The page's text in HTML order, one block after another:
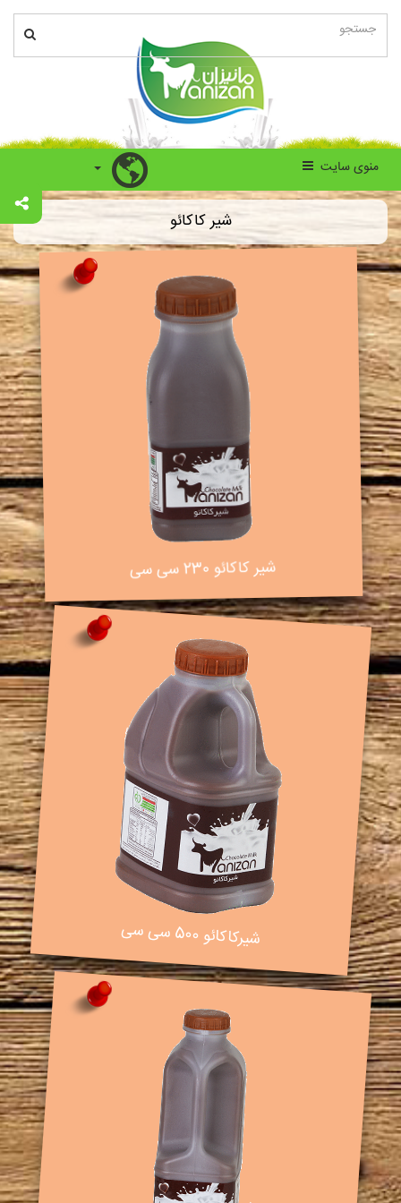
منوی سایت
شیر کاکائو
شیر کاکائو 230 سی سی
شیرکاکائو 500 سی سی